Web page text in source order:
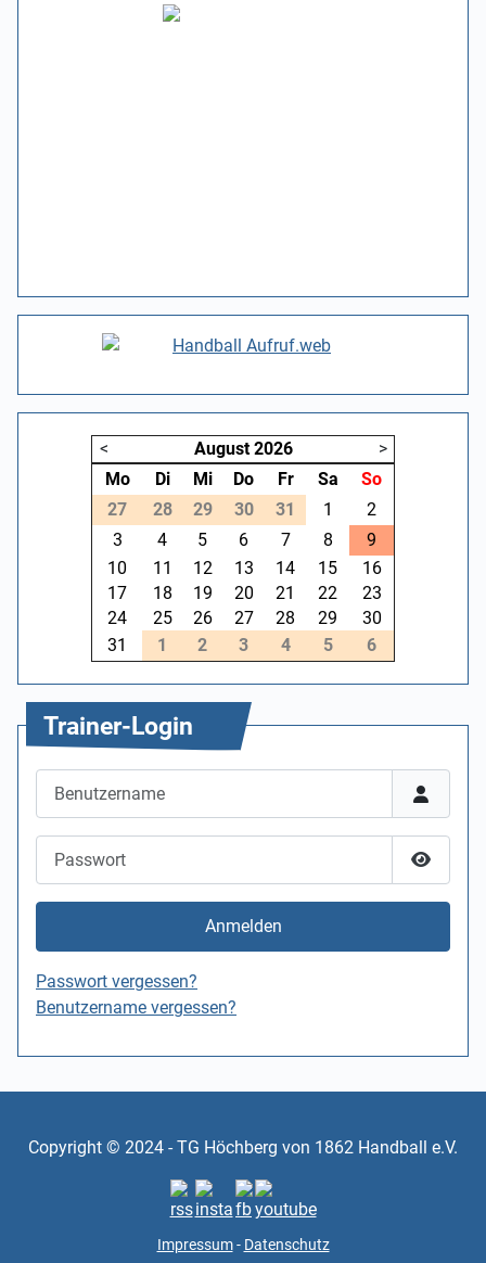
< August 2026
>
Mo
Di Mi Do Fr Sa
So
27
28 29 30 31 1
2
3
4 5 6 7 8
9
10
11 12 13 14 15
16
17
18 19 20 21 22
23
24
25 26 27 28 29
30
31
1 2 3 4 5 6
Trainer-Login
Anmelden
Passwort vergessen?
Benutzername vergessen?
Copyright © 2024 - TG Höchberg von 1862 Handball e.V.
Impressum- Datenschutz